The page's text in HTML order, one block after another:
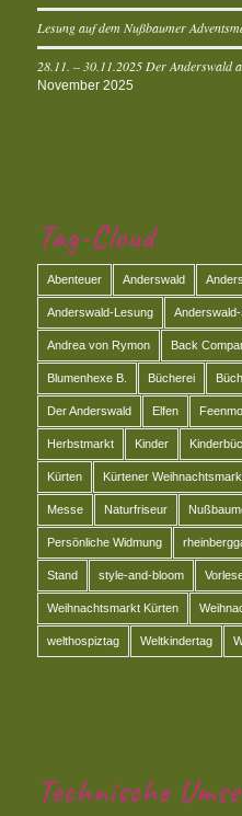
Lesung auf dem Nußbaumer
28.11. – 30.11.2025 Der Anderswald
November 2025
Tag-Cloud
Abenteuer Anderswald
Anderswald-Lesung
Andrea von Rymon Back
Blumenhexe B. Bücherei
Der Anderswald Elfen
Herbstmarkt Kinder
Kürten Kürtener
Messe Naturfriseur
Persönliche Widmung
Stand style-and-bloom
Weihnachtsmarkt Kürten
welthospiztag Weltkindertag
Technische